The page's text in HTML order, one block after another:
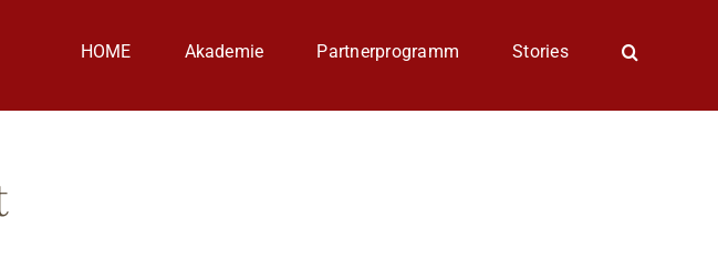
HOME Akademie Partnerprogramm Stories